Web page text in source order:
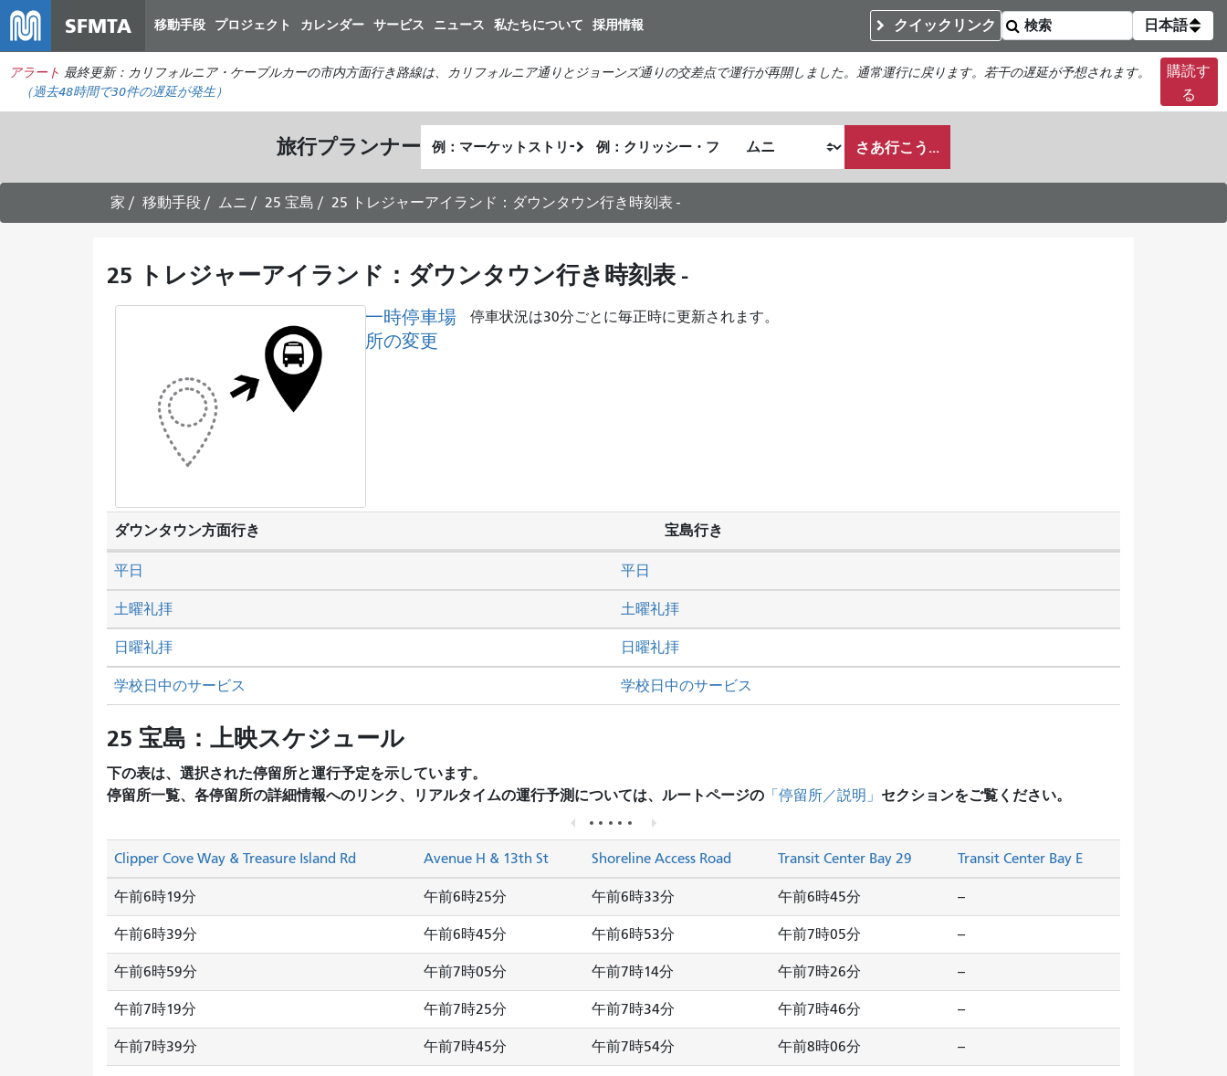
イ
ン
コ
テ
ン
ツ
に
移
SFMTA 移動手段 プロジェクト カレンダー サービス ニュース 私たちについて 採用情報 クイックリンク 日本語
アラート 最終更新：カリフォルニア・ケーブルカーの市内方面行き路線は、カリフォルニア通りとジョーンズ通りの交差点で運行が再開しました。通常運行に戻ります。若干の遅延が予想されます。
（過去48時間で30件の遅延が発生）
購読す
る
旅行プランナー 出
発
地
点
終
了
地
点
が
の
旅
さあ行こう...
家 移動手段 ムニ 25 宝島 25 トレジャーアイランド：ダウンタウン行き時刻表 -
25 トレジャーアイランド：ダウンタウン行き時刻表 -
一時停車場
所の変更
停車状況は30分ごとに毎正時に更新されます。
ダウンタウン方面行き 宝島行き
土曜礼拝 土曜礼拝
日曜礼拝 日曜礼拝
平日 平日
学校日中のサービス 学校日中のサービス
25 宝島：上映スケジュール
下の表は、選択された停留所と運行予定を示しています。
停留所一覧、各停留所の詳細情報へのリンク、リアルタイムの運行予測については、ルートページの 「停留所／説明」 セクションをご覧ください。
Clipper Cove Way & Treasure Island Rd Avenue H & 13th St Shoreline Access Road Transit Center Bay 29 Transit Center Bay E
午前6時19分 午前6時25分 午前6時33分 午前6時45分 --
午前6時39分 午前6時45分 午前6時53分 午前7時05分 --
午前6時59分 午前7時05分 午前7時14分 午前7時26分 --
午前7時19分 午前7時25分 午前7時34分 午前7時46分 --
午前7時39分 午前7時45分 午前7時54分 午前8時06分 --